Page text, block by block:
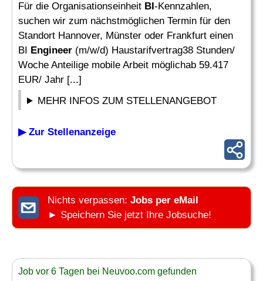
Für die Organisationseinheit BI-Kennzahlen,
suchen wir zum nächstmöglichen Termin für den
Standort Hannover, Münster oder Frankfurt einen
BI Engineer (m/w/d) Haustarifvertrag38 Stunden/
Woche Anteilige mobile Arbeit möglichab 59.417
EUR/ Jahr [...]
MEHR INFOS ZUM STELLENANGEBOT
▶ Zur Stellenanzeige
Nichts verpassen: Jobs per eMail
► Speichern Sie jetzt Ihre Jobsuche!
Job vor 6 Tagen bei Neuvoo.com gefunden